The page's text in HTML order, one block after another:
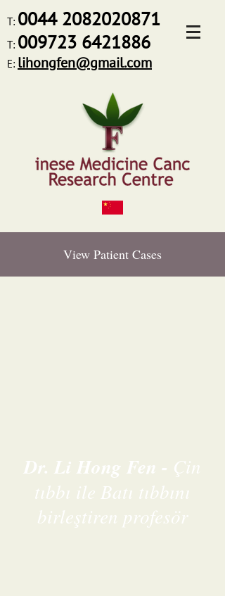
T: 0044 2082020871
T: 009723 6421886
E: lihongfen@gmail.com
View Patient Cases
Dr. Li Hong Fen - Çin
tıbbı ile Batı tıbbını
birleştiren profesör